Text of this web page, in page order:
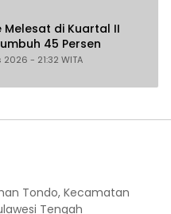
Melesat di Kuartal II
45 Persen
- 21:32 WITA
Tondo, Kecamatan
Tengah